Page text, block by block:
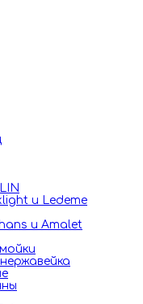
и Ledeme
и Amalet